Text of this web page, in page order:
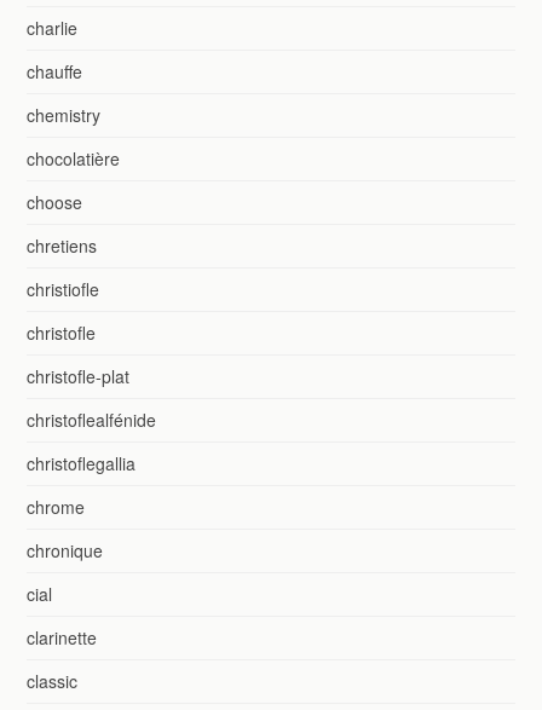
charlie
chauffe
chemistry
chocolatière
choose
chretiens
christiofle
christofle
christofle-plat
christoflealfénide
christoflegallia
chrome
chronique
cial
clarinette
classic